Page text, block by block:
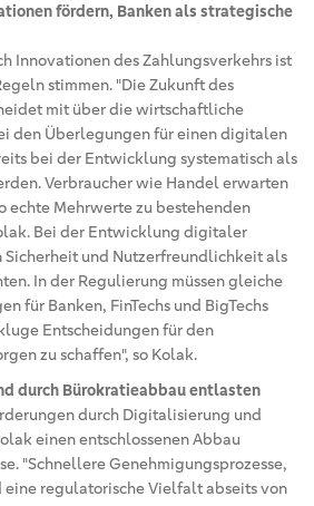
fördern, Banken als strategische
Innovationen des Zahlungsverkehrs ist
stimmen. "Die Zukunft des
mit über die wirtschaftliche
den Überlegungen für einen digitalen
bei der Entwicklung systematisch als
Verbraucher wie Handel erwarten
echte Mehrwerte zu bestehenden
Bei der Entwicklung digitaler
Sicherheit und Nutzerfreundlichkeit als
In der Regulierung müssen gleiche
für Banken, FinTechs und BigTechs
Entscheidungen für den
zu schaffen", so Kolak.
durch Bürokratieabbau entlasten
durch Digitalisierung und
einen entschlossenen Abbau
"Schnellere Genehmigungsprozesse,
regulatorische Vielfalt abseits von